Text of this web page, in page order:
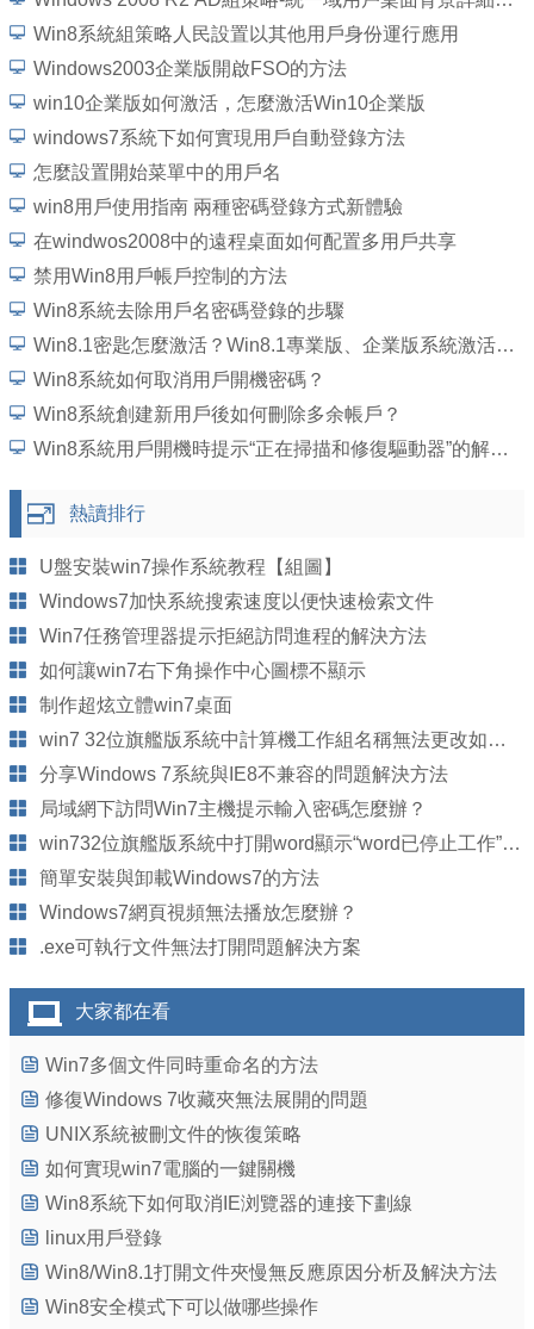
Win8系統組策略人民設置以其他用戶身份運行應用
Windows2003企業版開啟FSO的方法
win10企業版如何激活，怎麼激活Win10企業版
windows7系統下如何實現用戶自動登錄方法
怎麼設置開始菜單中的用戶名
win8用戶使用指南 兩種密碼登錄方式新體驗
在windwos2008中的遠程桌面如何配置多用戶共享
禁用Win8用戶帳戶控制的方法
Win8系統去除用戶名密碼登錄的步驟
Win8.1密匙怎麼激活？Win8.1專業版、企業版系統激活密匙大全
Win8系統如何取消用戶開機密碼？
Win8系統創建新用戶後如何刪除多余帳戶？
Win8系統用戶開機時提示“正在掃描和修復驅動器”的解決方法
熱讀排行
U盤安裝win7操作系統教程【組圖】
Windows7加快系統搜索速度以便快速檢索文件
Win7任務管理器提示拒絕訪問進程的解決方法
如何讓win7右下角操作中心圖標不顯示
制作超炫立體win7桌面
win7 32位旗艦版系統中計算機工作組名稱無法更改如何解決
分享Windows 7系統與IE8不兼容的問題解決方法
局域網下訪問Win7主機提示輸入密碼怎麼辦？
win732位旗艦版系統中打開word顯示“word已停止工作”的解決方案
簡單安裝與卸載Windows7的方法
Windows7網頁視頻無法播放怎麼辦？
.exe可執行文件無法打開問題解決方案
大家都在看
Win7多個文件同時重命名的方法
修復Windows 7收藏夾無法展開的問題
UNIX系統被刪文件的恢復策略
如何實現win7電腦的一鍵關機
Win8系統下如何取消IE浏覽器的連接下劃線
linux用戶登錄
Win8/Win8.1打開文件夾慢無反應原因分析及解決方法
Win8安全模式下可以做哪些操作